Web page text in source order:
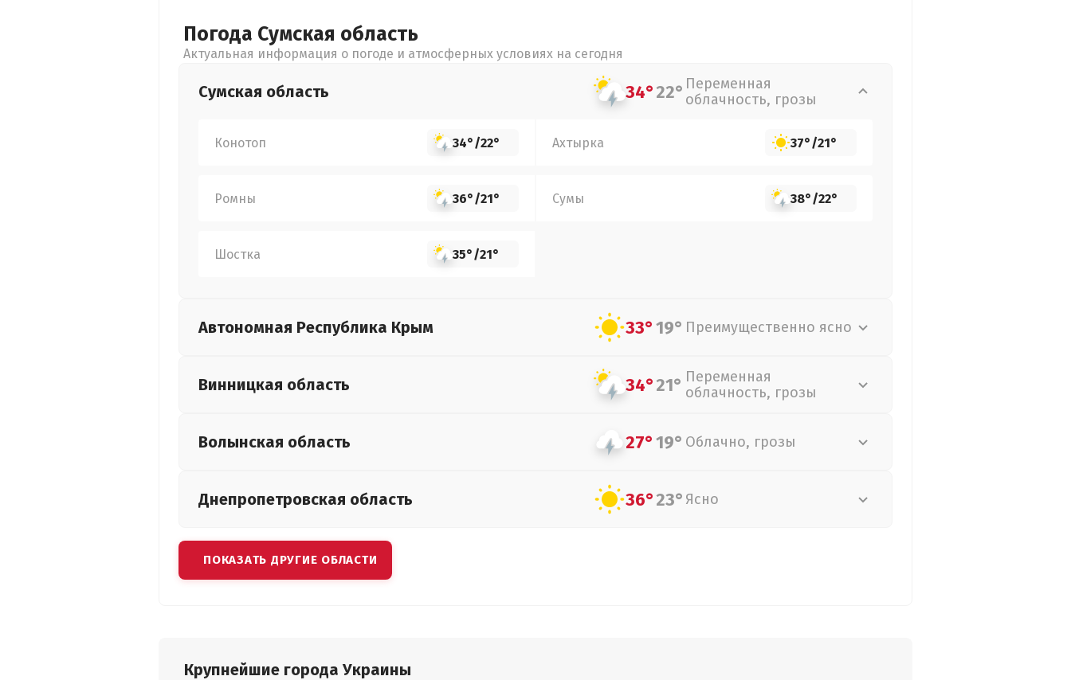
Погода Сумская область
Актуальная информация о погоде и атмосферных условиях на сегодня
Сумская область 34°22° Переменная
облачность, грозы
Конотоп 34°/22° Ахтырка 37°/21°
Ромны 36°/21° Сумы 38°/22°
Шостка 35°/21°
Автономная Республика Крым 33°19° Преимущественно ясно
Винницкая область 34°21° Переменная
облачность, грозы
Волынская область 27°19° Облачно, грозы
Днепропетровская область 36°23° Ясно
ПОКАЗАТЬ ДРУГИЕ ОБЛАСТИ
Крупнейшие города Украины